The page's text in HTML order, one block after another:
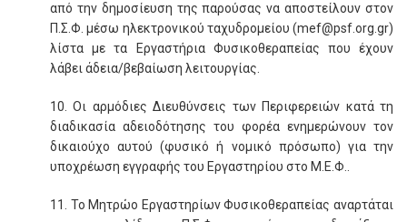
από την δημοσίευση της παρούσας να αποστείλουν στον
Π.Σ.Φ. μέσω ηλεκτρονικού ταχυδρομείου (mef@psf.org.gr)
λίστα με τα Εργαστήρια Φυσικοθεραπείας που έχουν
λάβει άδεια/βεβαίωση λειτουργίας.
10. Οι αρμόδιες Διευθύνσεις των Περιφερειών κατά τη
διαδικασία αδειοδότησης του φορέα ενημερώνουν τον
δικαιούχο αυτού (φυσικό ή νομικό πρόσωπο) για την
υποχρέωση εγγραφής του Εργαστηρίου στο Μ.Ε.Φ..
11. Το Μητρώο Εργαστηρίων Φυσικοθεραπείας αναρτάται